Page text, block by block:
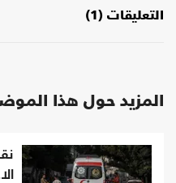
التعليقات (1)
المزيد حول هذا